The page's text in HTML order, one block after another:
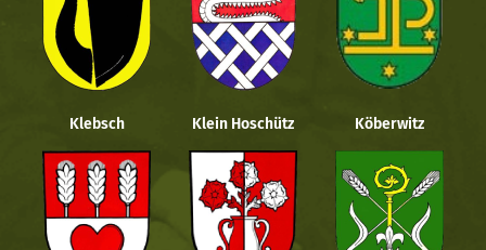
Klebsch Klein Hoschütz Köberwitz